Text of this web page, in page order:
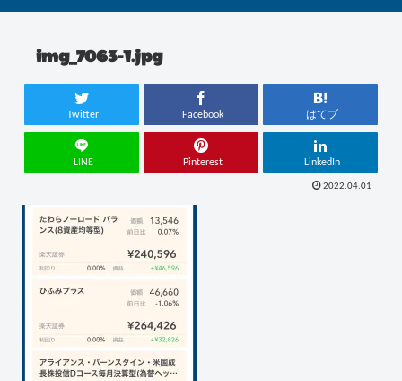
img_7063-1.jpg
Twitter Facebook はてブ
LINE Pinterest LinkedIn
2022.04.01